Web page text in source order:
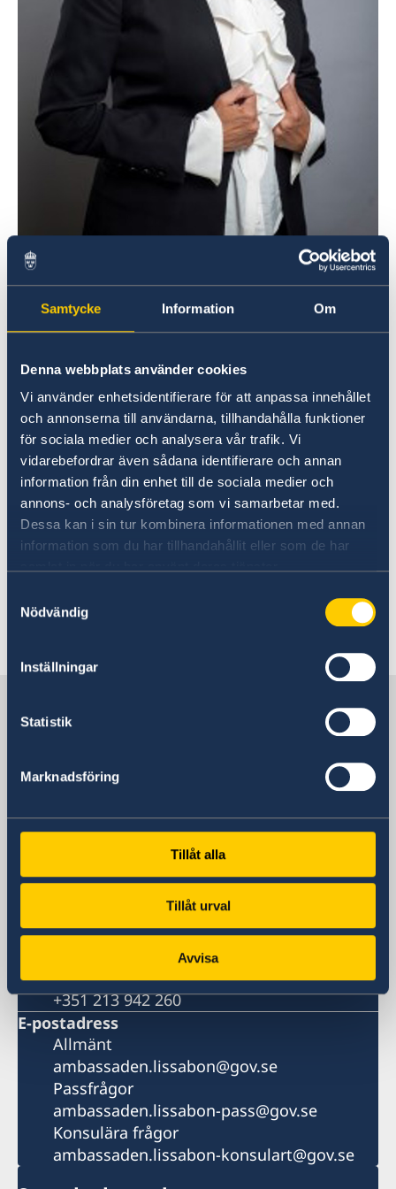
Samtycke Information Om
Denna webbplats använder cookies
Vi använder enhetsidentifierare för att anpassa innehållet
och annonserna till användarna, tillhandahålla funktioner
för sociala medier och analysera vår trafik. Vi
vidarebefordrar även sådana identifierare och annan
information från din enhet till de sociala medier och
annons- och analysföretag som vi samarbetar med.
Dessa kan i sin tur kombinera informationen med annan
information som du har tillhandahållit eller som de har
Nödvändig
Inställningar
Statistik
Marknadsföring
Tillåt alla
Tillåt urval
Avvisa
Elisabeth Eklund
Ambassadör
Förste ambassadsekreterare
Biträdande myndighetschef
Främjande, ekonomiska- och politiska frågor
Ambassadråd
Kanslichef/ Konsulär chef
Administration och konsulära frågor
Rua Miguel Lupi 12-2°-Dto
1249-077 Lissabon
Embaixada da Suécia
Rua Miguel Lupi 12-2°-Dto
1249-077 Lissabon
Telefonnummer
+351 213 942 260
E-postadress
Allmänt
ambassaden.lissabon@gov.se
Passfrågor
ambassaden.lissabon-pass@gov.se
Konsulära frågor
ambassaden.lissabon-konsulart@gov.se